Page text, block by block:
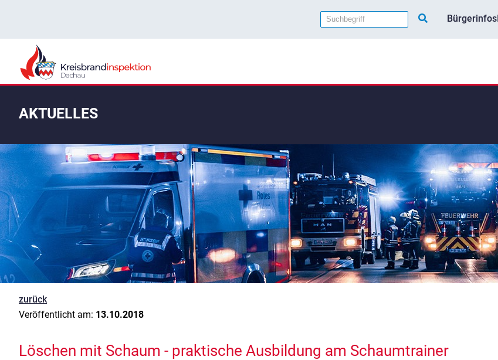
Bürgerinfos
AKTUELLES
zurück
Veröffentlicht am: 13.10.2018
Löschen mit Schaum - praktische Ausbildung am Schaumtrainer